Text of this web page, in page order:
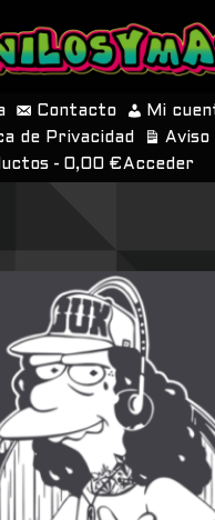
Contacto
Mi
de Privacidad
Aviso
0,00 € Acceder